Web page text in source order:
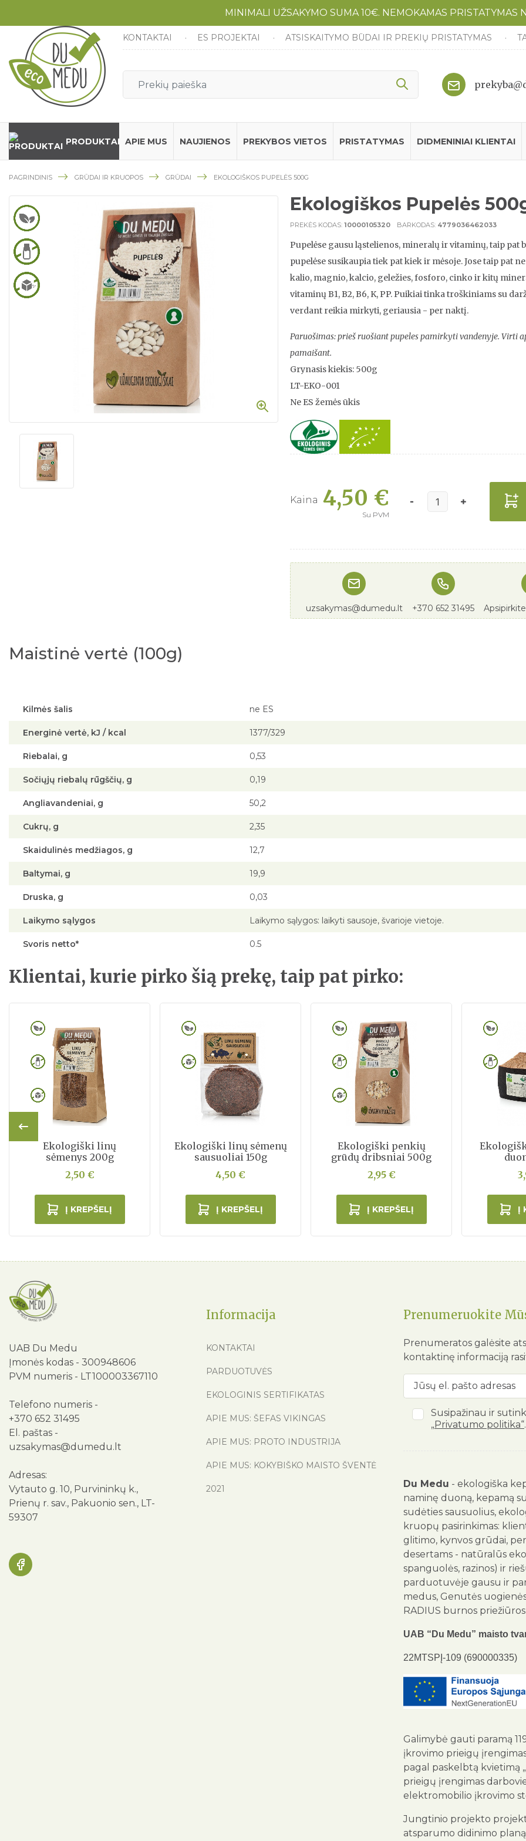
MINIMALI UŽSAKYMO SUMA 10€. NEMOKAMAS PRISTATYMAS
KONTAKTAI ES PROJEKTAI ATSISKAITYMO BŪDAI IR PREKIŲ PRISTATYMAS
PRODUKTAI APIE MUS NAUJIENOS PREKYBOS VIETOS PRISTATYMAS DIDMENINIAI KLIENTAI
PAGRINDINIS GRŪDAI IR KRUOPOS GRŪDAI EKOLOGIŠKOS PUPELĖS 500G
Ekologiškos Pupelės
PREKĖS KODAS: 10000105320 BARKODAS: 4779036462033
Pupelėse gausu ląstelienos, mineralų ir vitaminų, taip pat
pupelėse susikaupia tiek pat kiek ir mėsoje. Jose taip pat
kalio, magnio, kalcio, geležies, fosforo, cinko ir kitų
vitaminų B1, B2, B6, K, PP. Puikiai tinka troškiniams su
verdant reikia mirkyti, geriausia - per naktį.
Paruošimas: prieš ruošiant pupeles pamirkyti vandenyje. Virti
pamaišant.
Grynasis kiekis: 500g
LT-EKO-001
Ne ES žemės ūkis
Kaina 4,50 €
Su PVM
uzsakymas@dumedu.lt +370 652 31495
Maistinė vertė (100g)
Kilmės šalis ne ES
Energinė vertė, kJ / kcal 1377/329
Riebalai, g 0,53
Sočiųjų riebalų rūgščių, g 0,19
Angliavandeniai, g 50,2
Cukrų, g 2,35
Skaidulinės medžiagos, g 12,7
Baltymai, g 19,9
Druska, g 0,03
Laikymo sąlygos Laikymo sąlygos: laikyti sausoje, švarioje vietoje.
Svoris netto* 0.5
Klientai, kurie pirko šią prekę, taip pat pirko:
Ekologiški linų
sėmenys 200g
2,50 €
Į KREPŠELĮ
Ekologiški linų sėmenų
sausuoliai 150g
4,50 €
Į KREPŠELĮ
Ekologiški penkių
grūdų dribsniai 500g
2,95 €
Į KREPŠELĮ Į
UAB Du Medu
Įmonės kodas - 300948606
PVM numeris - LT100003367110
Telefono numeris -
+370 652 31495
El. paštas -
uzsakymas@dumedu.lt
Adresas:
Vytauto g. 10, Purvininkų k.,
Prienų r. sav., Pakuonio sen., LT-
59307
Informacija
KONTAKTAI
PARDUOTUVĖS
EKOLOGINIS SERTIFIKATAS
APIE MUS: ŠEFAS VIKINGAS
APIE MUS: PROTO INDUSTRIJA
APIE MUS: KOKYBIŠKO MAISTO ŠVENTĖ
2021
Prenumeruokite
Prenumeratos galėsite
kontaktinę informaciją
Susipažinau ir
„Privatumo politika“.
Du Medu - ekologiška
naminę duoną, kepamą
sudėties sausuolius,
kruopų pasirinkimas:
glitimo, kynvos grūdai,
desertams - natūralūs
spanguolės, razinos) ir
parduotuvėje gausu ir
medus, Genutės
RADIUS burnos
UAB “Du Medu” maisto
22MTSPĮ-109 (690000335)
Galimybė gauti paramą
įkrovimo prieigų
pagal paskelbtą kvietimą
prieigų įrengimas
elektromobilio įkrovimo
Jungtinio projekto
atsparumo didinimo